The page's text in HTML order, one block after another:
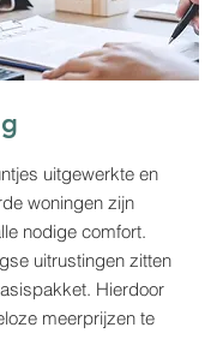
uitgewerkte en
woningen zijn
nodige comfort.
uitrustingen zitten
Hierdoor
meerprijzen te